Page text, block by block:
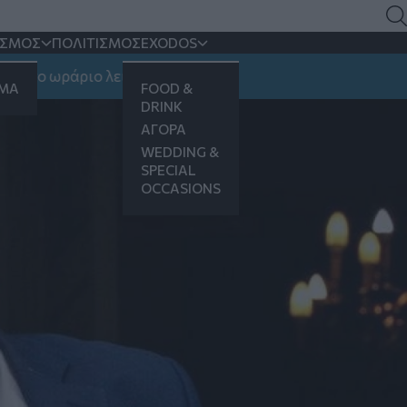
ΠΟΛΙΤΙΣΜΟΣEXODOS
FOOD &
DRINK
ΑΓΟΡΑ
WEDDING &
SPECIAL
OCCASIONS
λειτουργίας
πατριώτες